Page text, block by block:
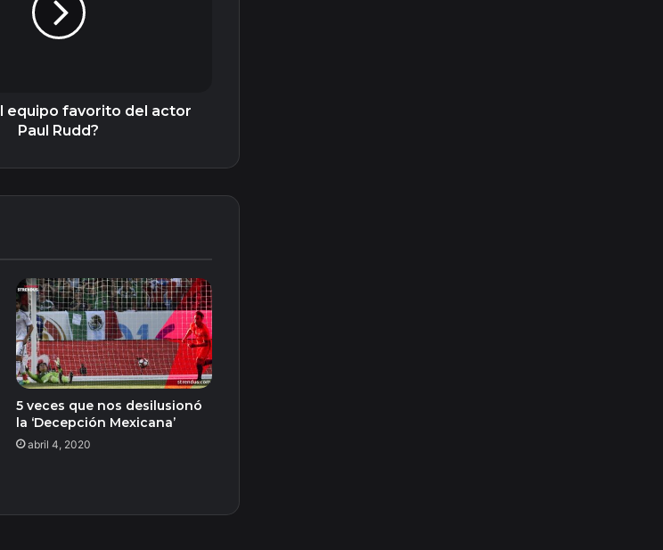
equipo favorito del actor
Paul Rudd?
5 veces que nos desilusionó
la ‘Decepción Mexicana’
abril 4, 2020